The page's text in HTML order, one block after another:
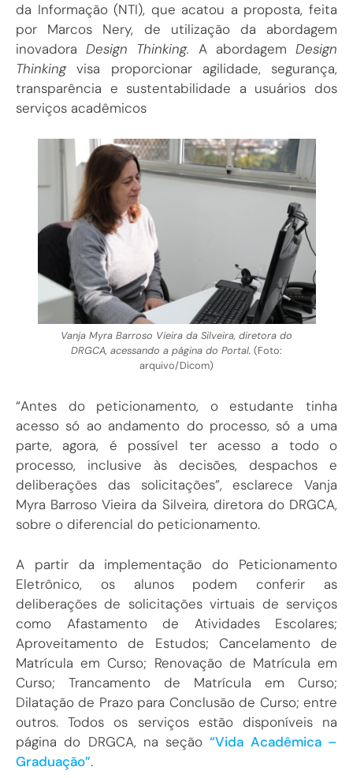
da Informação (NTI), que acatou a proposta, feita
por Marcos Nery, de utilização da abordagem
inovadora Design Thinking. A abordagemDesign
Thinkingvisa proporcionar agilidade, segurança,
transparência e sustentabilidade a usuários dos
serviços acadêmicos
Vanja Myra Barroso Vieira da Silveira, diretora do
DRGCA, acessando a página do Portal. (Foto:
arquivo/Dicom)
“Antes do peticionamento, o estudante tinha
acesso só ao andamento do processo, só a uma
parte, agora, é possível ter acesso a todo o
processo, inclusive às decisões, despachos e
deliberações das solicitações”, esclarece Vanja
Myra Barroso Vieira da Silveira, diretora do DRGCA,
sobre o diferencial do peticionamento.
A partir da implementação do Peticionamento
Eletrônico, os alunos podem conferir as
deliberações de solicitações virtuais de serviços
como Afastamento de Atividades Escolares;
Aproveitamento de Estudos; Cancelamento de
Matrícula em Curso; Renovação de Matrícula em
Curso; Trancamento de Matrícula em Curso;
Dilatação de Prazo para Conclusão de Curso; entre
outros. Todos os serviços estão disponíveis na
página do DRGCA, na seção“Vida Acadêmica –
Graduação”.